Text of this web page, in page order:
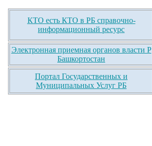
КТО есть КТО в РБ справочно-
информационный ресурс
Электронная приемная органов власти Р
Башкортостан
Портал Государственных и
Муниципальных Услуг РБ